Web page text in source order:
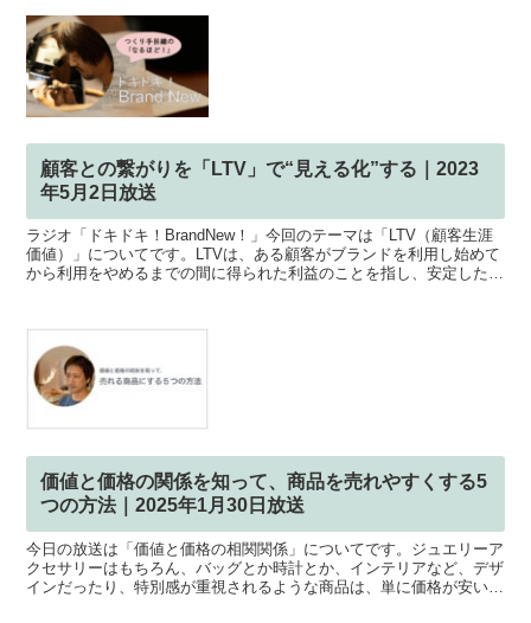
顧客との繋がりを「LTV」で“見える化”する｜2023
年5月2日放送
ラジオ「ドキドキ！BrandNew！」今回のテーマは「LTV（顧客生涯
価値）」についてです。LTVは、ある顧客がブランドを利用し始めて
から利用をやめるまでの間に得られた利益のことを指し、安定した経
価値と価格の関係を知って、商品を売れやすくする5
つの方法｜2025年1月30日放送
今日の放送は「価値と価格の相関関係」についてです。ジュエリーア
クセサリーはもちろん、バッグとか時計とか、インテリアなど、デザ
インだったり、特別感が重視されるような商品は、単に価格が安い、